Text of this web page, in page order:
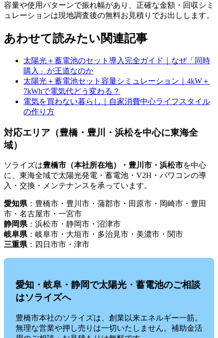
容量や使用パターンで振れ幅があり、正確な金額・回収シミ
ュレーションは現地調査後の無料お見積りでお出しします。
あわせて読みたい関連記事
太陽光＋蓄電池のセット導入完全ガイド｜なぜ「同時
購入」が王道なのか
太陽光＋蓄電池セット容量シミュレーション｜4kW＋
7kWhで電気代どう変わる？
電気を買わない暮らし｜自家消費中心ライフスタイル
の作り方
対応エリア（豊橋・豊川・浜松を中心に東海全
域）
ソライズは豊橋市（本社所在地）・豊川市・浜松市を中心
に、東海全域で太陽光発電・蓄電池・V2H・パワコンの導
入・交換・メンテナンスを承っています。
愛知県：豊橋市・豊川市・蒲郡市・田原市・岡崎市・豊田
市・名古屋市・一宮市
静岡県：浜松市・静岡市・沼津市
岐阜県：岐阜市・大垣市・多治見市・美濃市・関市
三重県：四日市市・津市
愛知・岐阜・静岡で太陽光・蓄電池のご相談
はソライズへ
豊橋市本社のソライズは、創業以来エネルギー一筋。
無理な営業や押し売りは一切いたしません。補助金活